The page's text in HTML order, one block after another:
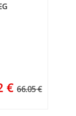
€ 66.05 €